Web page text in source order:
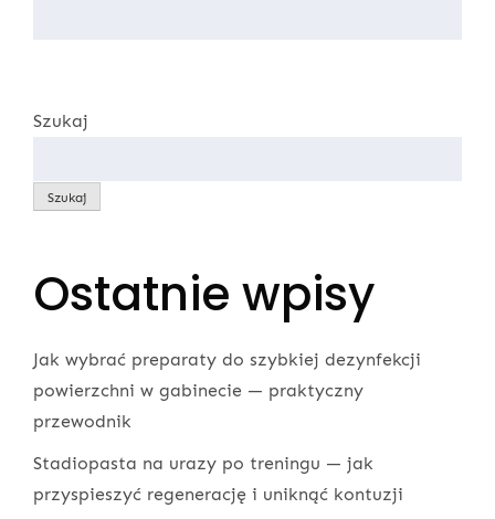
Szukaj
Szukaj
Ostatnie wpisy
Jak wybrać preparaty do szybkiej dezynfekcji
powierzchni w gabinecie — praktyczny
przewodnik
Stadiopasta na urazy po treningu — jak
przyspieszyć regenerację i uniknąć kontuzji